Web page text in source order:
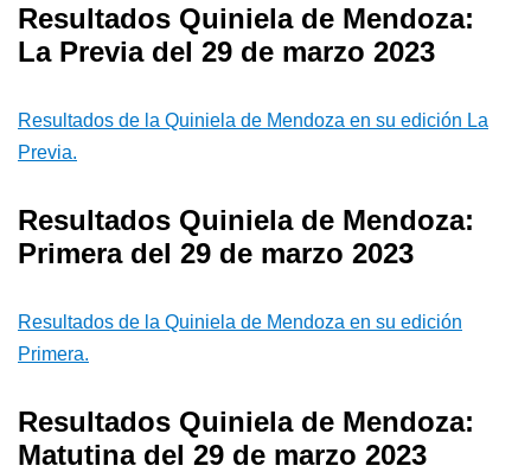
Resultados Quiniela de Mendoza:
La Previa del 29 de marzo 2023
Resultados de la Quiniela de Mendoza en su edición La
Previa.
Resultados Quiniela de Mendoza:
Primera del 29 de marzo 2023
Resultados de la Quiniela de Mendoza en su edición
Primera.
Resultados Quiniela de Mendoza:
Matutina del 29 de marzo 2023